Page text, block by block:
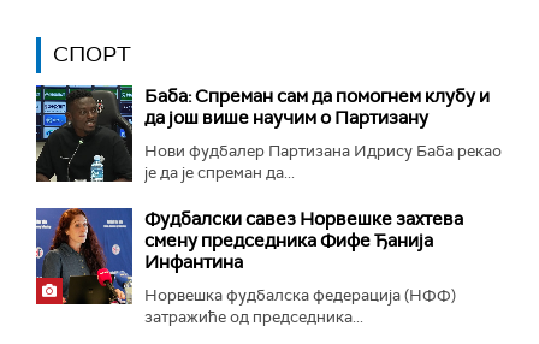
СПОРТ
Баба: Спреман сам да помогнем клубу и
да још више научим о Партизану
Нови фудбалер Партизана Идрису Баба рекао
је да је спреман да...
Фудбалски савез Норвешке захтева
смену председника Фифе Ђанија
Инфантина
Норвешка фудбалска федерација (НФФ)
затражиће од председника...